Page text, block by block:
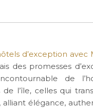
d’exception avec
des promesses
de
l’île, celles qui
élégance,